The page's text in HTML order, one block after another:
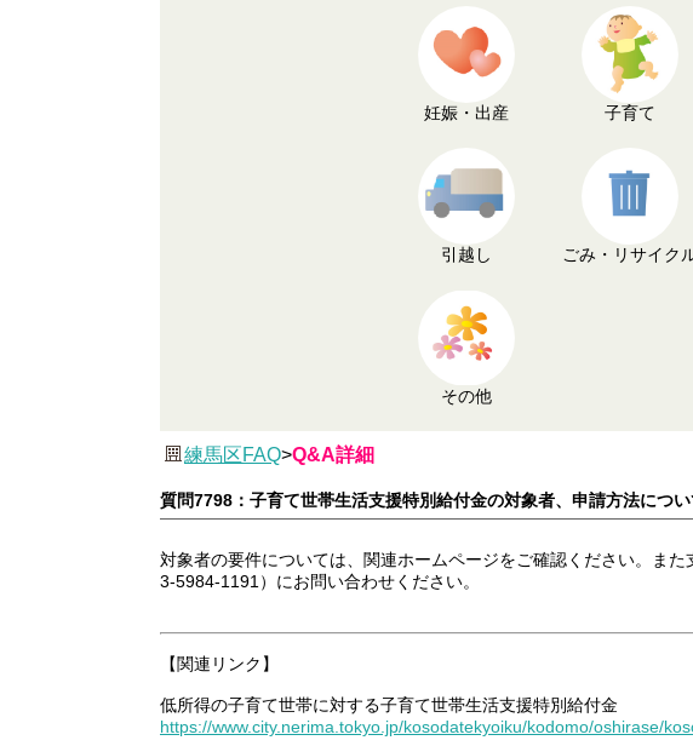
妊娠・出産 子育て
引越し ごみ・リサイク
その他
練馬区FAQ>Q&A詳細
質問7798：子育て世帯生活支援特別給付金の対象者、申請方法につい
対象者の要件については、関連ホームページをご確認ください。ま
3-5984-1191）にお問い合わせください。
【関連リンク】
低所得の子育て世帯に対する子育て世帯生活支援特別給付金
https://www.city.nerima.tokyo.jp/kosodatekyoiku/kodomo/oshirase/